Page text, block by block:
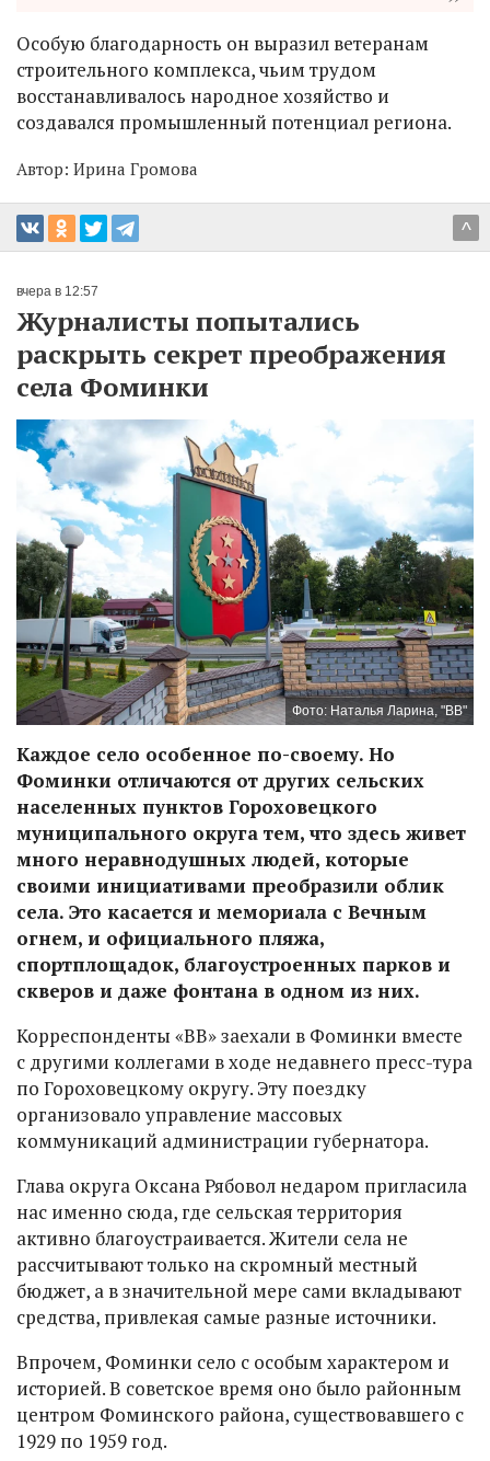
Особую благодарность он выразил ветеранам
строительного комплекса, чьим трудом
восстанавливалось народное хозяйство и
создавался промышленный потенциал региона.
Автор: Ирина Громова
^
вчера в 12:57
Журналисты попытались
раскрыть секрет преображения
села Фоминки
Фото: Наталья Ларина, "ВВ"
Каждое село особенное по-своему. Но
Фоминки отличаются от других сельских
населенных пунктов Гороховецкого
муниципального округа тем, что здесь живет
много неравнодушных людей, которые
своими инициативами преобразили облик
села. Это касается и мемориала с Вечным
огнем, и официального пляжа,
спортплощадок, благоустроенных парков и
скверов и даже фонтана в одном из них.
Корреспонденты «ВВ» заехали в Фоминки вместе
с другими коллегами в ходе недавнего пресс-тура
по Гороховецкому округу. Эту поездку
организовало управление массовых
коммуникаций администрации губернатора.
Глава округа Оксана Рябовол недаром пригласила
нас именно сюда, где сельская территория
активно благоустраивается. Жители села не
рассчитывают только на скромный местный
бюджет, а в значительной мере сами вкладывают
средства, привлекая самые разные источники.
Впрочем, Фоминки село с особым характером и
историей. В советское время оно было районным
центром Фоминского района, существовавшего с
1929 по 1959 год.